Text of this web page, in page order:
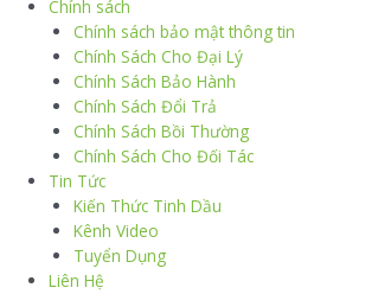
Chính sách
Chính sách bảo mật thông tin
Chính Sách Cho Đại Lý
Chính Sách Bảo Hành
Chính Sách Đổi Trả
Chính Sách Bồi Thường
Chính Sách Cho Đối Tác
Tin Tức
Kiến Thức Tinh Dầu
Kênh Video
Tuyển Dụng
Liên Hệ